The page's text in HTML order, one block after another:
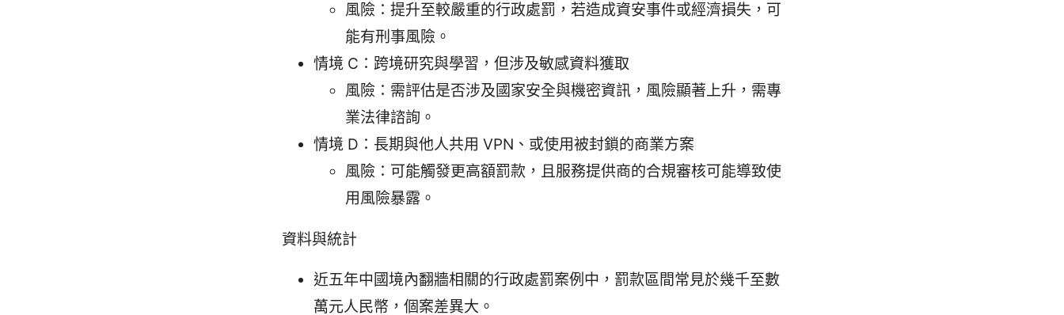
風險：提升至較嚴重的行政處罰，若造成資安事件或經濟損失，可
能有刑事風險。
情境 C：跨境研究與學習，但涉及敏感資料獲取
風險：需評估是否涉及國家安全與機密資訊，風險顯著上升，需專
業法律諮詢。
情境 D：長期與他人共用 VPN、或使用被封鎖的商業方案
風險：可能觸發更高額罰款，且服務提供商的合規審核可能導致使
用風險暴露。
資料與統計
近五年中國境內翻牆相關的行政處罰案例中，罰款區間常見於幾千至數
萬元人民幣，個案差異大。